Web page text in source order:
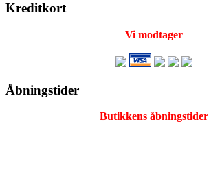
Kreditkort
Vi modtager
Åbningstider
Butikkens åbningstider